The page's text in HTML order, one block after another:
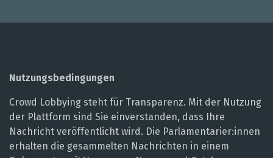
Nutzungsbedingungen
Crowd Lobbying steht für Transparenz. Mit der Nutzung
der Plattform sind Sie einverstanden, dass Ihre
Nachricht veröffentlicht wird. Die Parlamentarier:innen
erhalten die gesammelten Nachrichten in einem